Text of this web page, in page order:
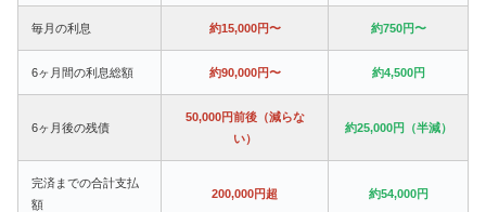
毎月の利息 約15,000円〜 約750円〜
6ヶ月間の利息総額 約90,000円〜 約4,500円
6ヶ月後の残債
50,000円前後（減らな
い）
約25,000円（半減）
完済までの合計支払
額
200,000円超 約54,000円